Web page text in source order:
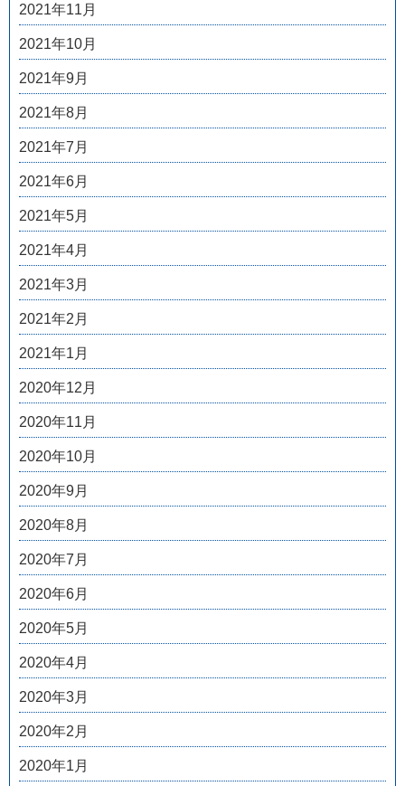
2021年11月
2021年10月
2021年9月
2021年8月
2021年7月
2021年6月
2021年5月
2021年4月
2021年3月
2021年2月
2021年1月
2020年12月
2020年11月
2020年10月
2020年9月
2020年8月
2020年7月
2020年6月
2020年5月
2020年4月
2020年3月
2020年2月
2020年1月